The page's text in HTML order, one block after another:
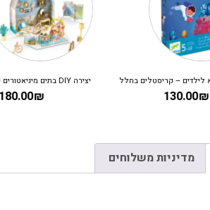
בחלל יצירה DIY בתים מיניאטורים DJECO – אלבה
מדיניות משלוחים